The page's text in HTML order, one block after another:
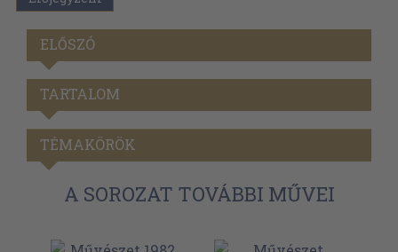
ELŐSZÓ
TARTALOM
TÉMAKÖRÖK
A SOROZAT TOVÁBBI MŰVEI